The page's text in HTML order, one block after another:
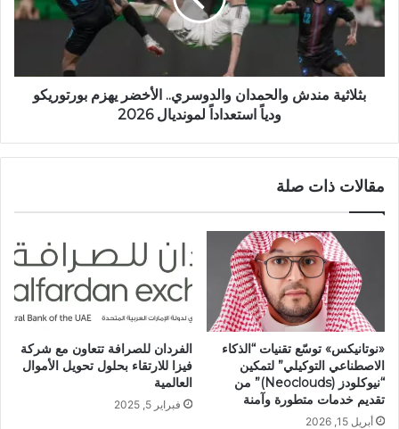
بثلاثية مندش والحمدان والدوسري.. الأخضر يهزم بورتوريكو
ودياً استعداداً لمونديال 2026
مقالات ذات صلة
«نوتانيكس» توسّع تقنيات “الذكاء
الاصطناعي التوكيلي” لتمكين
“نيوكلودز (Neoclouds)” من
تقديم خدمات متطورة وآمنة
أبريل 15, 2026
الفردان للصرافة تتعاون مع شركة
فيزا للارتقاء بحلول تحويل الأموال
العالمية
فبراير 5, 2025